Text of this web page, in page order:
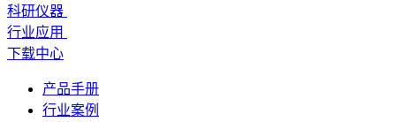
科研仪器
行业应用
下载中心
产品手册
行业案例